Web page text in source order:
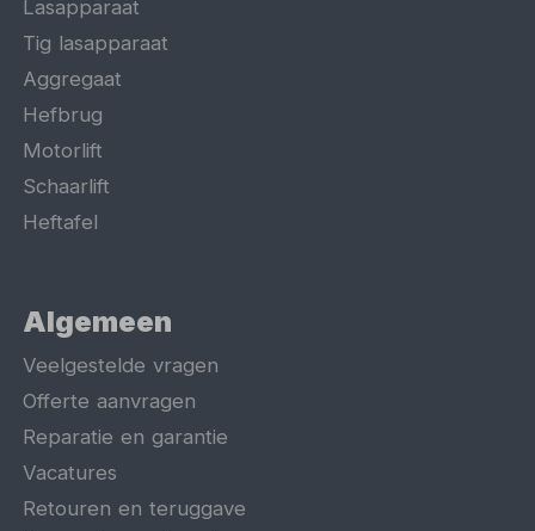
Lasapparaat
Tig lasapparaat
Aggregaat
Hefbrug
Motorlift
Schaarlift
Heftafel
Algemeen
Veelgestelde vragen
Offerte aanvragen
Reparatie en garantie
Vacatures
Retouren en teruggave